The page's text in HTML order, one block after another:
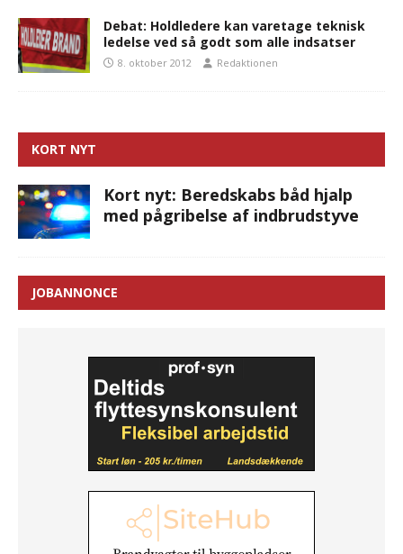
Debat: Holdledere kan varetage teknisk
ledelse ved så godt som alle indsatser
8. oktober 2012 Redaktionen
KORT NYT
Kort nyt: Beredskabs båd hjalp
med pågribelse af indbrudstyve
JOBANNONCE